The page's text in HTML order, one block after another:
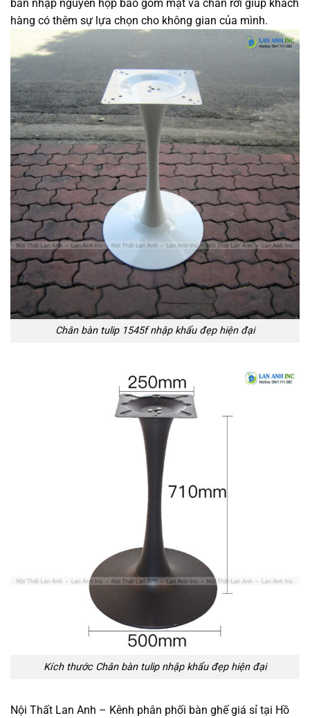
bàn nhập nguyên hộp bao gồm mặt và chân rời giúp khách
hàng có thêm sự lựa chọn cho không gian của mình.
Chân bàn tulip 1545f nhập khẩu đẹp hiện đại
Kích thước Chân bàn tulip nhập khẩu đẹp hiện đại
Nội Thất Lan Anh – Kênh phân phối bàn ghế giá sỉ tại Hồ